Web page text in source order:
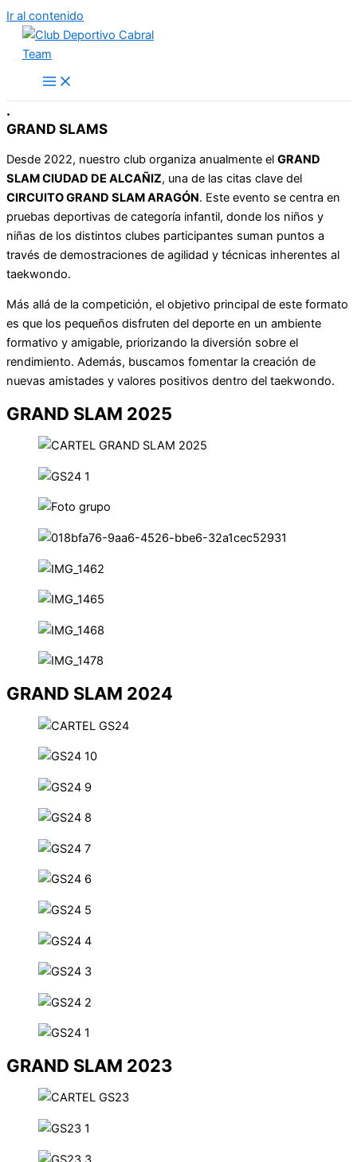
Ir al contenido
.
GRAND SLAMS
Desde 2022, nuestro club organiza anualmente el GRAND
SLAM CIUDAD DE ALCAÑIZ, una de las citas clave del
CIRCUITO GRAND SLAM ARAGÓN. Este evento se centra en
pruebas deportivas de categoría infantil, donde los niños y
niñas de los distintos clubes participantes suman puntos a
través de demostraciones de agilidad y técnicas inherentes al
taekwondo.
Más allá de la competición, el objetivo principal de este formato
es que los pequeños disfruten del deporte en un ambiente
formativo y amigable, priorizando la diversión sobre el
rendimiento. Además, buscamos fomentar la creación de
nuevas amistades y valores positivos dentro del taekwondo.
GRAND SLAM 2025
GRAND SLAM 2024
GRAND SLAM 2023